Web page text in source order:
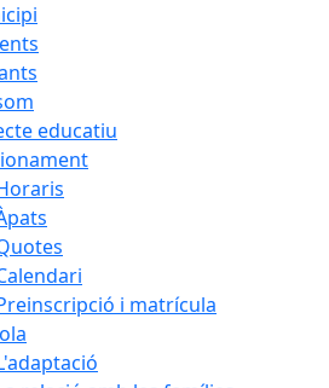
educatiu
i matrícula